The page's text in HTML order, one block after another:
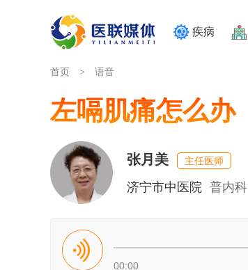
疾病
首页 > 语音
左嗝肌痛怎么办
张月美 主任医师
济宁市中医院 普内科
00:00